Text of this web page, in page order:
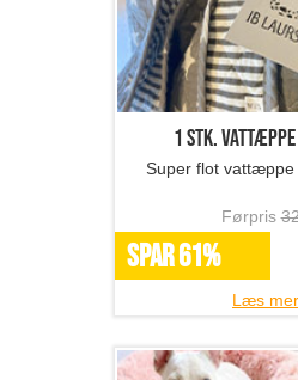
1 stk. vattæppe
Super flot
Førpris
SPAR 61%
Læs